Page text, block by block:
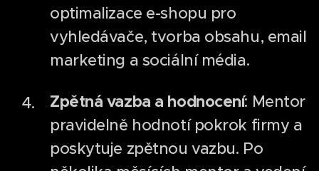
optimalizace e-shopu pro
vyhledávače, tvorba obsahu, email
marketing a sociální média.
Zpětná vazba a hodnocení: Mentor
pravidelně hodnotí pokrok firmy a
poskytuje zpětnou vazbu. Po